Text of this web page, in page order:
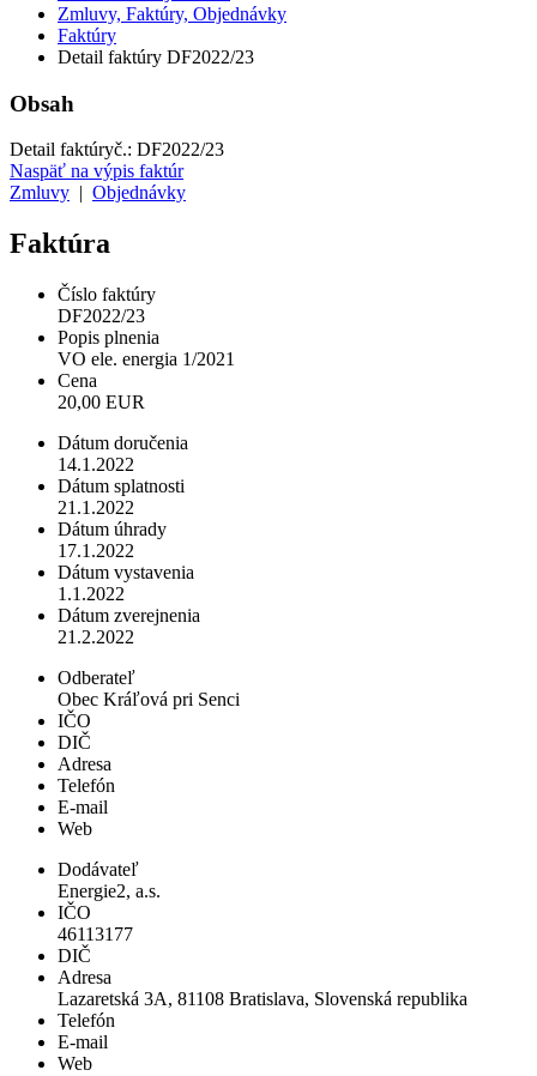
Zmluvy, Faktúry, Objednávky
Faktúry
Detail faktúry DF2022/23
Obsah
Detail faktúryč.: DF2022/23
Naspäť na výpis faktúr
Zmluvy
Objednávky
Faktúra
Číslo faktúry
DF2022/23
Popis plnenia
VO ele. energia 1/2021
Cena
20,00 EUR
Dátum doručenia
14.1.2022
Dátum splatnosti
21.1.2022
Dátum úhrady
17.1.2022
Dátum vystavenia
1.1.2022
Dátum zverejnenia
21.2.2022
Odberateľ
Obec Kráľová pri Senci
IČO
DIČ
Adresa
Telefón
E-mail
Web
Dodávateľ
Energie2, a.s.
IČO
46113177
DIČ
Adresa
Lazaretská 3A, 81108 Bratislava, Slovenská republika
Telefón
E-mail
Web